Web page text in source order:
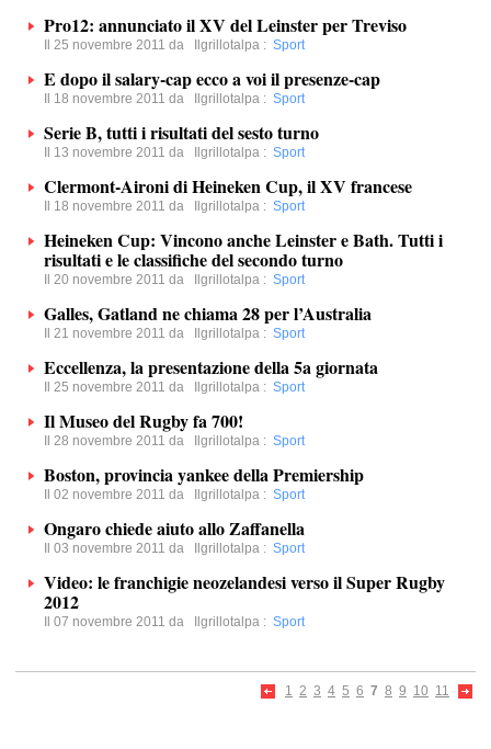
Pro12: annunciato il XV del Leinster per Treviso
Il 25 novembre 2011 da Ilgrillotalpa : Sport
E dopo il salary-cap ecco a voi il presenze-cap
Il 18 novembre 2011 da Ilgrillotalpa : Sport
Serie B, tutti i risultati del sesto turno
Il 13 novembre 2011 da Ilgrillotalpa : Sport
Clermont-Aironi di Heineken Cup, il XV francese
Il 18 novembre 2011 da Ilgrillotalpa : Sport
Heineken Cup: Vincono anche Leinster e Bath. Tutti i
risultati e le classifiche del secondo turno
Il 20 novembre 2011 da Ilgrillotalpa : Sport
Galles, Gatland ne chiama 28 per l’Australia
Il 21 novembre 2011 da Ilgrillotalpa : Sport
Eccellenza, la presentazione della 5a giornata
Il 25 novembre 2011 da Ilgrillotalpa : Sport
Il Museo del Rugby fa 700!
Il 28 novembre 2011 da Ilgrillotalpa : Sport
Boston, provincia yankee della Premiership
Il 02 novembre 2011 da Ilgrillotalpa : Sport
Ongaro chiede aiuto allo Zaffanella
Il 03 novembre 2011 da Ilgrillotalpa : Sport
Video: le franchigie neozelandesi verso il Super Rugby
2012
Il 07 novembre 2011 da Ilgrillotalpa : Sport
1 2 3 4 5 6 7 8 9 10 11